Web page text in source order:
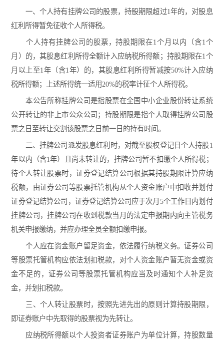
一、个人持有挂牌公司的股票，持股期限超过1年的，对股息
红利所得暂免征收个人所得税。
个人持有挂牌公司的股票，持股期限在1个月以内（含1个
月）的，其股息红利所得全额计入应纳税所得额；持股期限在1个
月以上至1年（含1年）的，其股息红利所得暂减按50%计入应纳
税所得额；上述所得统一适用20%的税率计征个人所得税。
本公告所称挂牌公司是指股票在全国中小企业股份转让系统
公开转让的非上市公众公司；持股期限是指个人取得挂牌公司股
票之日至转让交割该股票之日前一日的持有时间。
二、挂牌公司派发股息红利时，对截至股权登记日个人持股1
年以内（含1年）且尚未转让的，挂牌公司暂不扣缴个人所得税；
待个人转让股票时，证券登记结算公司根据其持股期限计算应纳
税额，由证券公司等股票托管机构从个人资金账户中扣收并划付
证券登记结算公司，证券登记结算公司应于次月5个工作日内划付
挂牌公司，挂牌公司在收到税款当月的法定申报期内向主管税务
机关申报缴纳，并应办理全员全额扣缴申报。
个人应在资金账户留足资金，依法履行纳税义务。证券公司
等股票托管机构应依法划扣税款，对个人资金账户暂无资金或资
金不足的，证券公司等股票托管机构应当及时通知个人补足资
金，并划扣税款。
三、个人转让股票时，按照先进先出的原则计算持股期限，
即证券账户中先取得的股票视为先转让。
应纳税所得额以个人投资者证券账户为单位计算，持股数量